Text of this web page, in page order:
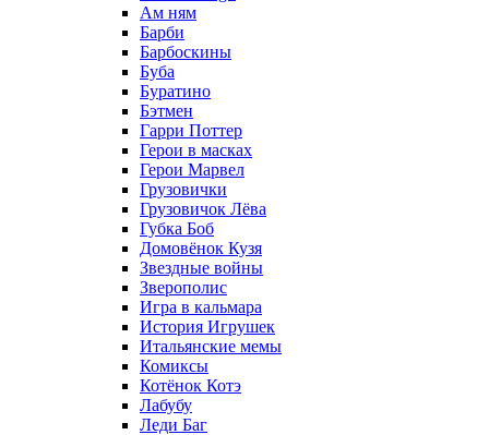
Ам ням
Барби
Барбоскины
Буба
Буратино
Бэтмен
Гарри Поттер
Герои в масках
Герои Марвел
Грузовички
Грузовичок Лёва
Губка Боб
Домовёнок Кузя
Звездные войны
Зверополис
Игра в кальмара
История Игрушек
Итальянские мемы
Комиксы
Котёнок Котэ
Лабубу
Леди Баг